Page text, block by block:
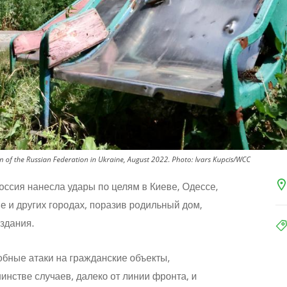
the Russian Federation in Ukraine, August 2022. Photo:Ivars Kupcis/WCC
нанесла удары по целям в Киеве, Одессе,
и других городах, поразив родильный дом,
атаки на гражданские объекты,
случаев, далеко от линии фронта, и